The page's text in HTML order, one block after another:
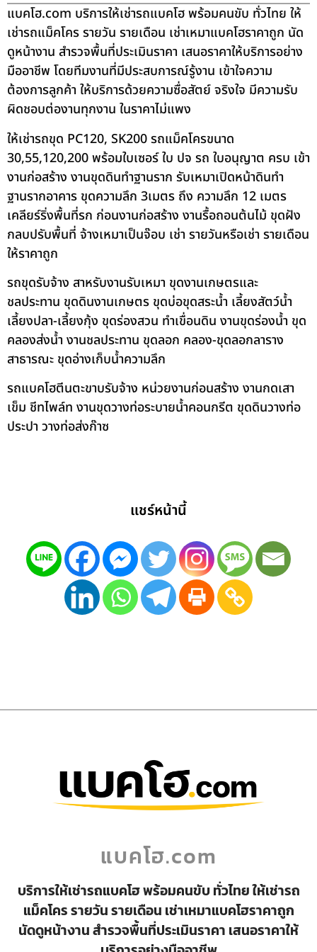
แบคโฮ.com บริการให้เช่ารถแบคโฮ พร้อมคนขับ ทั่วไทย ให้
เช่ารถแม็คโคร รายวัน รายเดือน เช่าเหมาแบคโฮราคาถูก นัด
ดูหน้างาน สำรวจพื้นที่ประเมินราคา เสนอราคาให้บริการอย่าง
มืออาชีพ โดยทีมงานที่มีประสบการณ์รู้งาน เข้าใจความ
ต้องการลูกค้า ให้บริการด้วยความซื่อสัตย์ จริงใจ มีความรับ
ผิดชอบต่องานทุกงาน ในราคาไม่แพง
ให้เช่ารถขุด PC120, SK200 รถแม็คโครขนาด
30,55,120,200 พร้อมใบเซอร์ ใบ ปจ รถ ใบอนุญาต ครบ เข้า
งานก่อสร้าง งานขุดดินทำฐานราก รับเหมาเปิดหน้าดินทำ
ฐานรากอาคาร ขุดความลึก 3เมตร ถึง ความลึก 12 เมตร
เคลียร์ริ่งพื้นที่รก ก่อนงานก่อสร้าง งานรื้อถอนต้นไม้ ขุดฝัง
กลบปรับพื้นที่ จ้างเหมาเป็นจ๊อบ เช่า รายวันหรือเช่า รายเดือน
ให้ราคาถูก
รถขุดรับจ้าง สาหรับงานรับเหมา ขุดงานเกษตรและ
ชลประทาน ขุดดินงานเกษตร ขุดบ่อขุดสระน้ำ เลี้ยงสัตว์น้ำ
เลี้ยงปลา-เลี้ยงกุ้ง ขุดร่องสวน ทำเขื่อนดิน งานขุดร่องน้ำ ขุด
คลองส่งน้ำ งานชลประทาน ขุดลอก คลอง-ขุดลอกลาราง
สาธารณะ ขุดอ่างเก็บน้ำความลึก
รถแบคโฮตีนตะขาบรับจ้าง หน่วยงานก่อนสร้าง งานกดเสา
เข็ม ชีทไพล์ท งานขุดวางท่อระบายน้ำคอนกรีต ขุดดินวางท่อ
ประปา วางท่อส่งก๊าซ
แชร์หน้านี้
แบคโฮ.com
บริการให้เช่ารถแบคโฮ พร้อมคนขับ ทั่วไทย ให้เช่ารถ
แม็คโคร รายวัน รายเดือน เช่าเหมาแบคโฮราคาถูก
นัดดูหน้างาน สำรวจพื้นที่ประเมินราคา เสนอราคาให้